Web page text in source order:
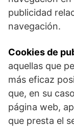
publicidad
navegación.
Cookies de
aquellas que
más eficaz
que, en su
página web,
que presta el